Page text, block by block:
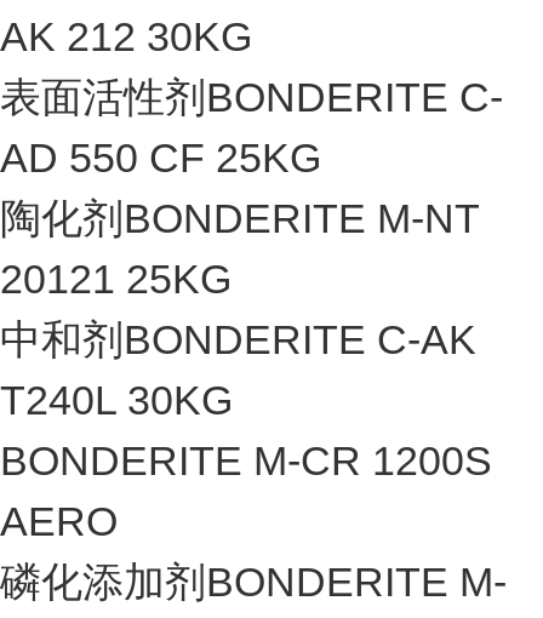
AK 212 30KG
表面活性剂BONDERITE C-
AD 550 CF 25KG
陶化剂BONDERITE M-NT
20121 25KG
中和剂BONDERITE C-AK
T240L 30KG
BONDERITE M-CR 1200S
AERO
磷化添加剂BONDERITE M-